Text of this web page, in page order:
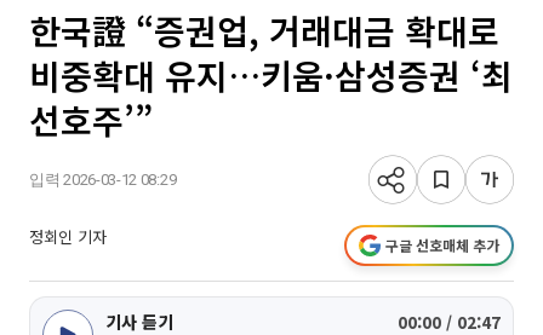
한국證 “증권업, 거래대금 확대로
비중확대 유지…키움·삼성증권 ‘최
선호주’”
입력 2026-03-12 08:29
정회인 기자 구글 선호매체 추가
기사 듣기 00:00 / 02:47